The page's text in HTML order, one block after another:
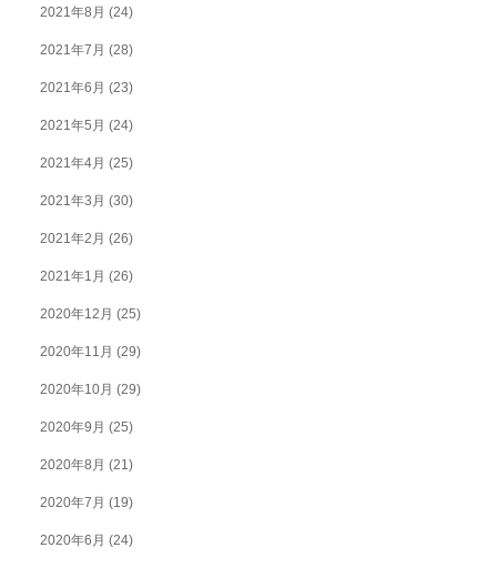
2021年8月 (24)
2021年7月 (28)
2021年6月 (23)
2021年5月 (24)
2021年4月 (25)
2021年3月 (30)
2021年2月 (26)
2021年1月 (26)
2020年12月 (25)
2020年11月 (29)
2020年10月 (29)
2020年9月 (25)
2020年8月 (21)
2020年7月 (19)
2020年6月 (24)